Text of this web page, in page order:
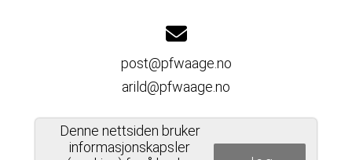
post@pfwaage.no
arild@pfwaage.no
Denne nettsiden bruker
informasjonskapsler